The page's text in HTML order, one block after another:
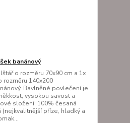
banánový
o rozměru 70x90 cm a 1x
rozměru 140x200
Bavlněné povlečení je
vysokou savost a
složení: 100% česaná
(nejkvalitnější příze, hladký a